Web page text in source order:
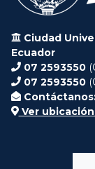
Ciudad
Ecuador
07 2593550
07 2593550
Ver